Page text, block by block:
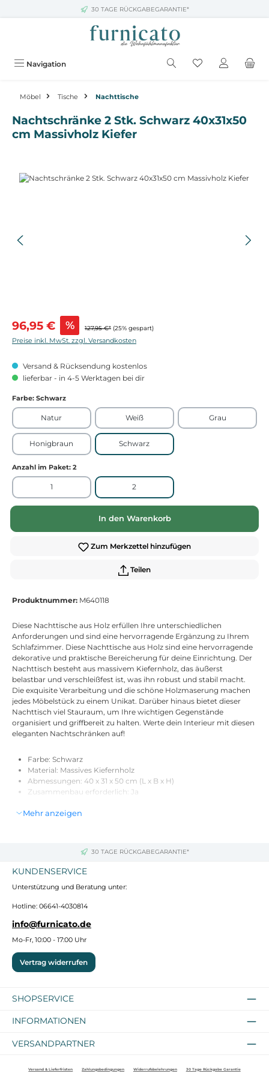
Zum Hauptinhalt springen30 TAGE RÜCKGABEGARANTIE*
Navigation
Möbel Tische Nachttische
Nachtschränke 2 Stk. Schwarz 40x31x50
cm Massivholz Kiefer
Bildergalerie überspringen
Verkaufspreis:
96,95 € % 127,95 €* (25% gespart)
Preise inkl. MwSt. zzgl. Versandkosten
Versand & Rücksendung kostenlos
lieferbar - in 4-5 Werktagen bei dir
Farbe: Schwarz
Natur Weiß Grau
Honigbraun Schwarz
Anzahl im Paket: 2
1 2
In den Warenkorb
Zum Merkzettel hinzufügen
Teilen
Produktnummer: M640118
Diese Nachttische aus Holz erfüllen Ihre unterschiedlichen
Anforderungen und sind eine hervorragende Ergänzung zu Ihrem
Schlafzimmer. Diese Nachttische aus Holz sind eine hervorragende
dekorative und praktische Bereicherung für deine Einrichtung. Der
Nachttisch besteht aus massivem Kiefernholz, das äußerst
belastbar und verschleißfest ist, was ihn robust und stabil macht.
Die exquisite Verarbeitung und die schöne Holzmaserung machen
jedes Möbelstück zu einem Unikat. Darüber hinaus bietet dieser
Nachttisch viel Stauraum, um Ihre wichtigen Gegenstände
organisiert und griffbereit zu halten. Werte dein Interieur mit diesen
eleganten Nachtschränken auf!
Farbe: Schwarz
Material: Massives Kiefernholz
Abmessungen: 40 x 31 x 50 cm (L x B x H)
Zusammenbau erforderlich: Ja
Produkt mit der mitgelieferten Wandhalterung montiert
Lieferung enthält:
Mehr anzeigen
30 TAGE RÜCKGABEGARANTIE*
KUNDENSERVICE
Unterstützung und Beratung unter:
Hotline: 06641-4030814
info@furnicato.de
Mo-Fr, 10:00 - 17:00 Uhr
Vertrag widerrufen
SHOPSERVICE
INFORMATIONEN
VERSANDPARTNER
Versand & Lieferfristen Zahlungsbedingungen Widerrufsbelehrungen 30 Tage Rückgabe Garantie